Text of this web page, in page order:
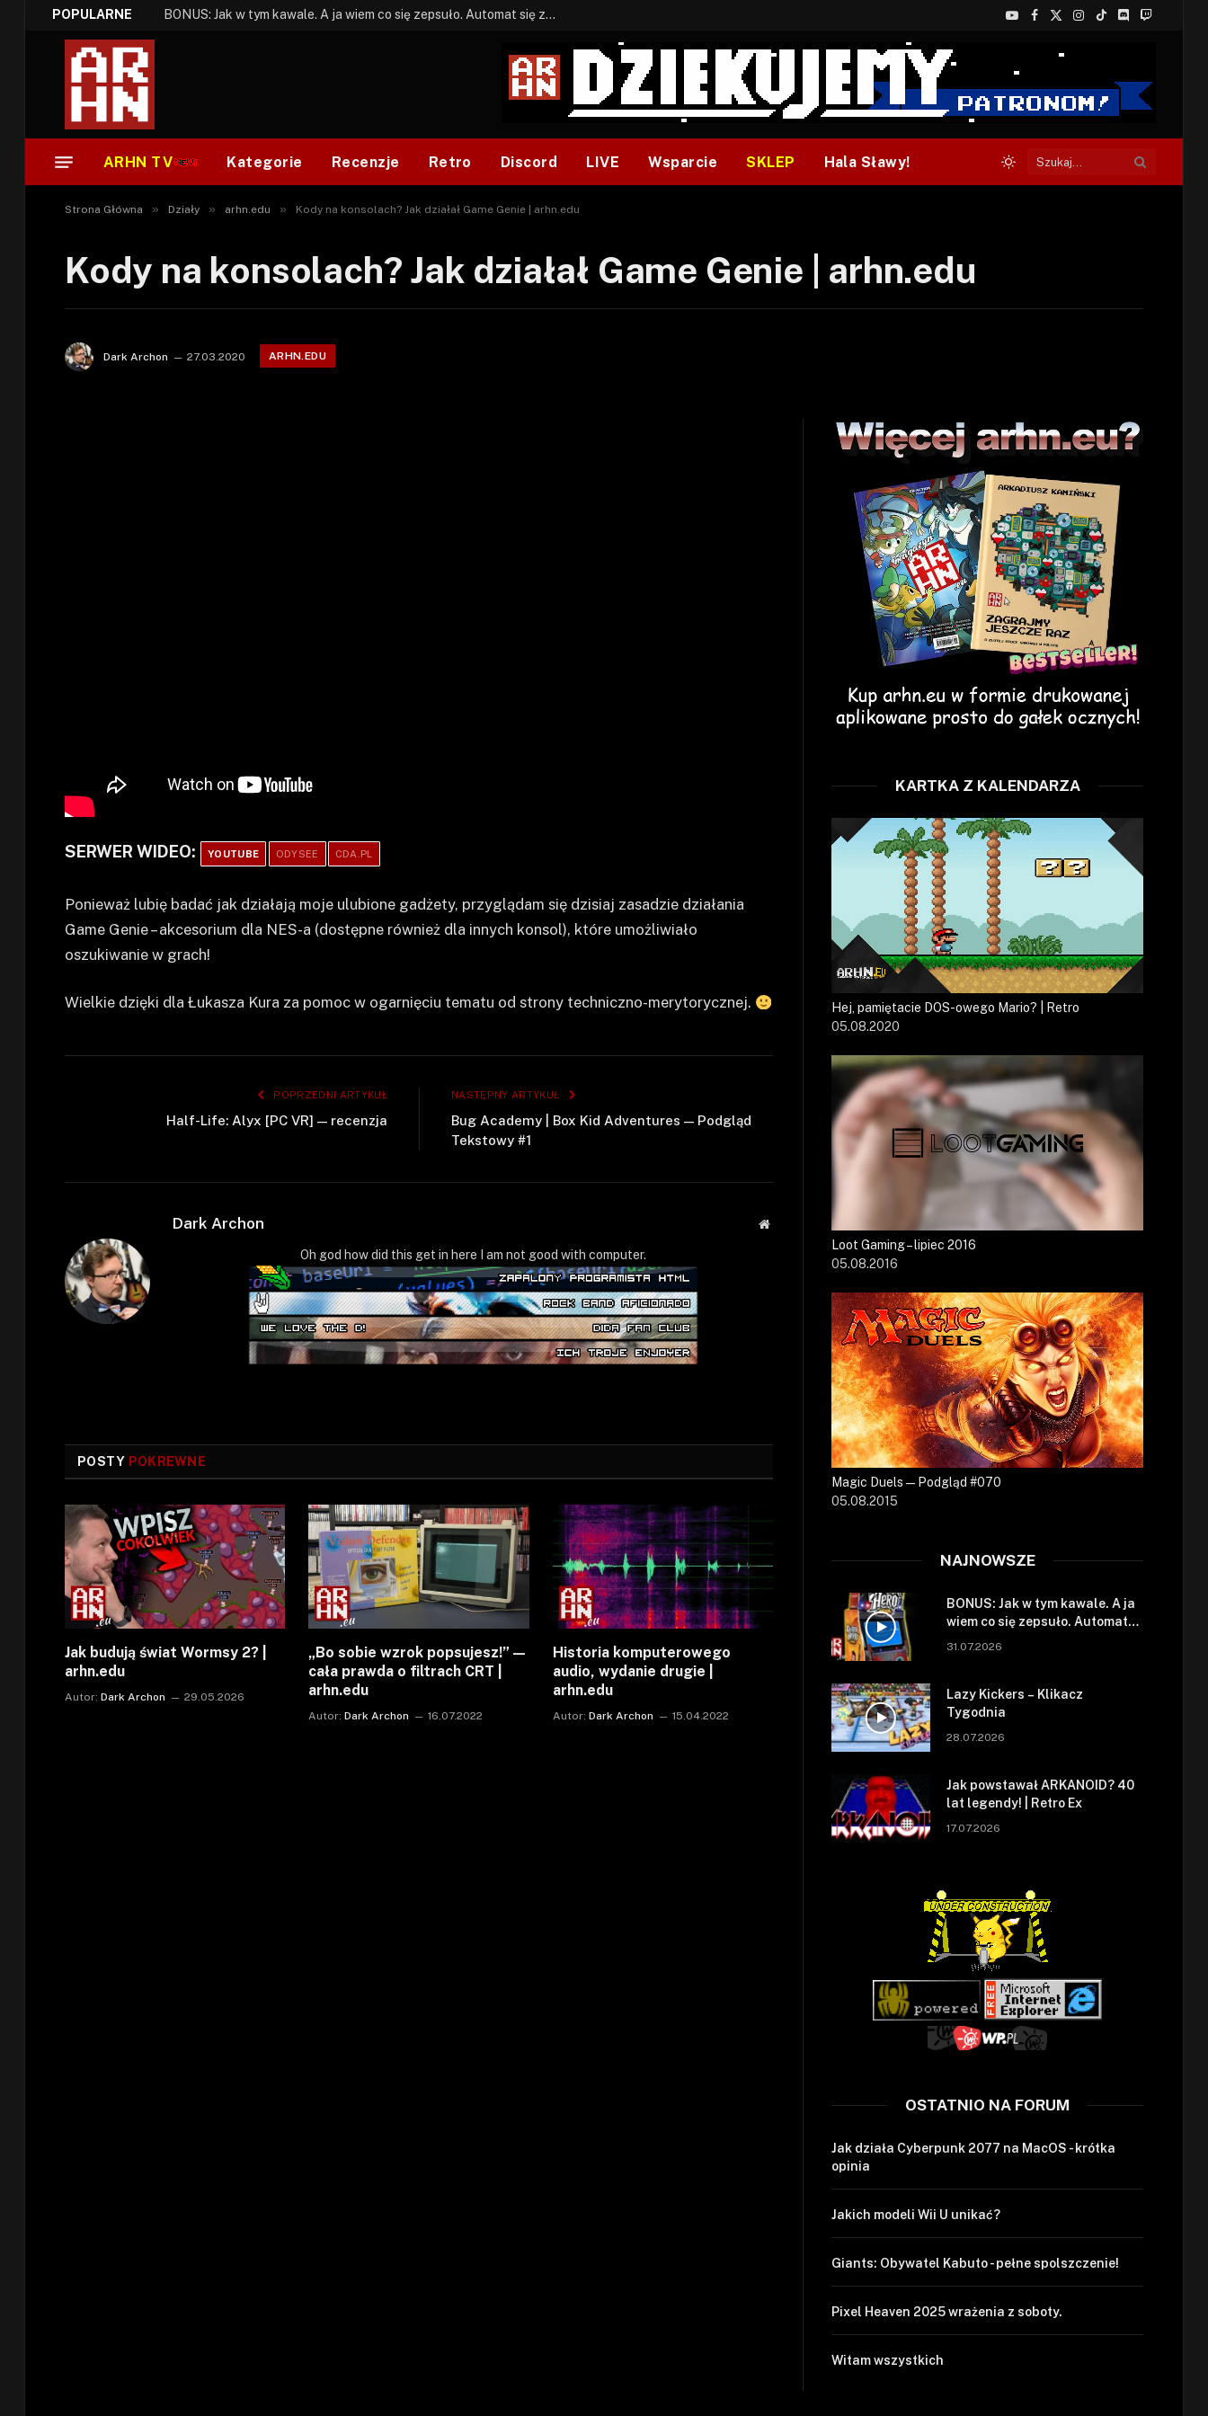
POPULARNE BONUS: Jak w tym kawale. A ja wiem co się zepsuło. Automat się zepsuł.
YouTube
Facebook
X
Instagram
TikTokDiscordTwitch
ARHN TV Kategorie Recenzje Retro Discord LIVE Wsparcie SKLEP Hala Sławy!
Strona Główna » Działy » arhn.edu » Kody na konsolach? Jak działał Game Genie | arhn.edu
Kody na konsolach? Jak działał Game Genie | arhn.edu
Dark Archon 27.03.2020 ARHN.EDU
SERWER WIDEO: YOUTUBE ODYSEE CDA.PL
Ponieważ lubię badać jak działają moje ulubione gadżety, przyglądam się dzisiaj zasadzie działania
Game Genie – akcesorium dla NES-a (dostępne również dla innych konsol), które umożliwiało
oszukiwanie w grach!
Wielkie dzięki dla Łukasza Kura za pomoc w ogarnięciu tematu od strony techniczno-merytorycznej.
POPRZEDNI ARTYKUŁ
Half-Life: Alyx [PC VR] — recenzja
NASTĘPNY ARTYKUŁ
Bug Academy | Box Kid Adventures — Podgląd
Tekstowy #1
Dark Archon
Strona
Oh god how did this get in here I am not good with computer.
POSTY POKREWNE
Jak budują świat Wormsy 2? |
arhn.edu
Autor: Dark Archon 29.05.2026
„Bo sobie wzrok popsujesz!” —
cała prawda o filtrach CRT |
arhn.edu
Autor: Dark Archon 16.07.2022
Historia komputerowego
audio, wydanie drugie |
arhn.edu
Autor: Dark Archon 15.04.2022
KARTKA Z KALENDARZA
Hej, pamiętacie DOS-owego Mario? | Retro
05.08.2020
Loot Gaming – lipiec 2016
05.08.2016
Magic Duels — Podgląd #070
05.08.2015
NAJNOWSZE
BONUS: Jak w tym kawale. A ja
wiem co się zepsuło. Automat
się zepsuł.
31.07.2026
Lazy Kickers – Klikacz
Tygodnia
28.07.2026
Jak powstawał ARKANOID? 40
lat legendy! | Retro Ex
17.07.2026
OSTATNIO NA FORUM
Jak działa Cyberpunk 2077 na MacOS - krótka
opinia
Jakich modeli Wii U unikać?
Giants: Obywatel Kabuto - pełne spolszczenie!
Pixel Heaven 2025 wrażenia z soboty.
Witam wszystkich